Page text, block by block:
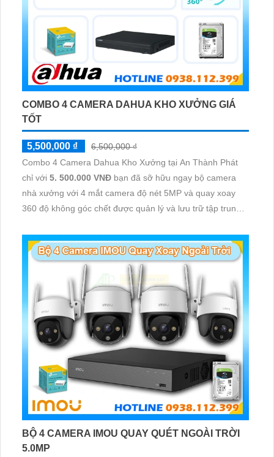
COMBO 4 CAMERA DAHUA KHO XƯỞNG GIÁ
TỐT
5,500,000 ₫
6,500,000 ₫
Combo 4 Camera Dahua Kho Xưởng tại An Thành Phát
chỉ với 5. 500.000 VNĐ bạn đã sỡ hữu ngay bộ camera
nhà xưởng với 4 mắt camera độ nét 5MP và quay xoay
360 độ không góc chết được quản lý và lưu trữ tập trung
BỘ 4 CAMERA IMOU QUAY QUÉT NGOÀI TRỜI
5.0MP